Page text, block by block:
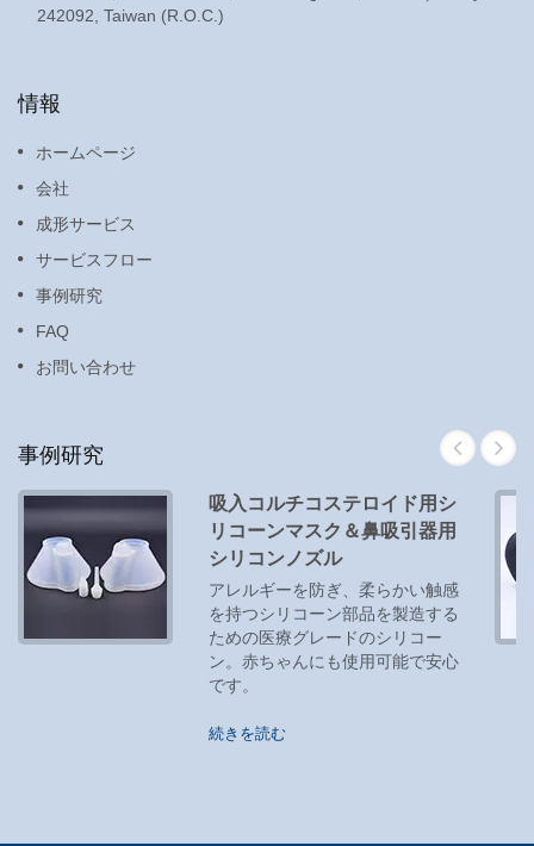
242092, Taiwan (R.O.C.)
情報
ホームページ
会社
成形サービス
サービスフロー
事例研究
FAQ
お問い合わせ
事例研究
吸入コルチコステロイド用シ
リコーンマスク＆鼻吸引器用
シリコンノズル
アレルギーを防ぎ、柔らかい触感
を持つシリコーン部品を製造する
ための医療グレードのシリコー
ン。赤ちゃんにも使用可能で安心
です。
続きを読む